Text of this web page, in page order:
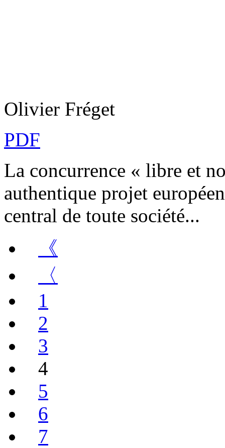
Olivier Fréget
PDF
La concurrence « libre et
authentique projet
central de toute société...
《
〈
1
2
3
4
5
6
7